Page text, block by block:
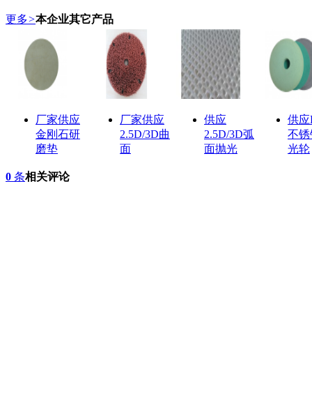
更多>本企业其它产品
厂家供应
金刚石研
磨垫
厂家供应
2.5D/3D曲
面
供应
2.5D/3D弧
面抛光
供
不
光轮
0 条相关评论